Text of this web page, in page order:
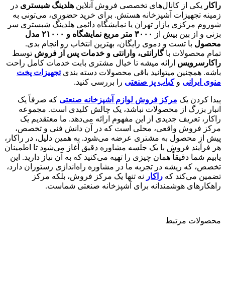
راکار یکی از کانال‌های تخصصی فروش آنلاین هلدینگ شبستری در
زمینه تجهیزات آشپزخانه هستش. برای خرید حضوری، می‌تونی به
شوروم مرکزی بازار تهران یا نمایشگاه دائمی هلدینگ شبستری سر
بزنی و از بین بیش از
۳۰۰۰ متر مربع نمایشگاه و ۲۱۰۰۰ مدل
محصول با تست و دموی رایگان، بهترین انتخاب رو انجام بدی.
تمام محصولات باگارانتی، وارانتی و خدمات پس از فروش توسط
راکارسرویس ارائه میشه تا خیال مشتری بابت خدمات کامل راحت
باشه. همچنین میتوانید باقی محصولات دسته بندیتجهیزات پخت
منوی ایرانی وکباب پز صنعتی را بررسی کنید.
پیدا کردن یک مرکز فروش لوازم آشپزخانه صنعتی که صرفاً یک
انبار بزرگ از محصولات نباشد، یک چالش کلیدی است. مجموعه
راکار، تعریف جدیدی از این مفهوم ارائه می‌دهد. ما معتقدیم یک
مرکز فروش واقعی، محلی است که در آن دانش فنی و تخصص،
پیش از محصول به مشتری عرضه می‌شود. به همین دلیل، در راکار،
هر فرآیند فروش با یک جلسه مشاوره دقیق آغاز می‌شود تا اطمینان
یابیم شما دقیقاً همان چیزی را تهیه می‌کنید که به آن نیاز دارید. این
تخصص، که ریشه در تجربه ما در مشاوره راه‌اندازی رستوران دارد،
تضمین می‌کند که راکار نه تنها یک مرکز فروش، بلکه مرکز
راهکارهای هوشمندانه برای آشپزخانه صنعتی شماست.
محصولات مرتبط